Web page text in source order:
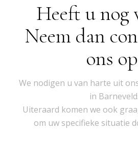
Heeft u nog
Neem dan
ons
We nodigen u van harte uit
in Barneveld.
Uiteraard komen we ook
om uw specifieke situatie